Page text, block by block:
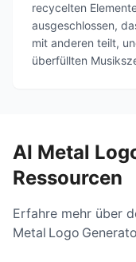
recycelten
ausgeschlossen,
mit anderen teilt,
überfüllten
AI Metal
Ressourcen
Erfahre mehr über
Metal Logo